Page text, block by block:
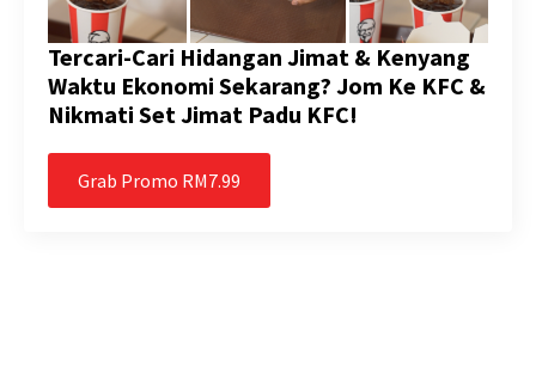
Tercari-Cari Hidangan Jimat & Kenyang
Waktu Ekonomi Sekarang? Jom Ke KFC &
Nikmati Set Jimat Padu KFC!
Grab Promo RM7.99